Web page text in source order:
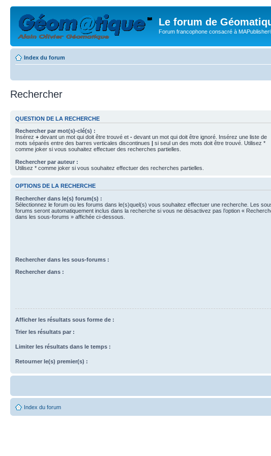
Le forum de
Forum francophone consacré à
Index du forum
Rechercher
QUESTION DE LA RECHERCHE
Rechercher par mot(s)-clé(s) :
Insérez + devant un mot qui doit être trouvé et - devant un mot qui doit être ignoré. Insérez une liste de
mots séparés entre des barres verticales discontinues | si seul un des mots doit être trouvé. Utilisez *
comme joker si vous souhaitez effectuer des recherches partielles.
Rechercher par auteur :
Utilisez * comme joker si vous souhaitez effectuer des recherches partielles.
OPTIONS DE LA RECHERCHE
Rechercher dans le(s) forum(s) :
Sélectionnez le forum ou les forums dans le(s)quel(s) vous souhaitez effectuer une recherche. Les
forums seront automatiquement inclus dans la recherche si vous ne désactivez pas l’option «
dans les sous-forums » affichée ci-dessous.
Rechercher dans les sous-forums :
Rechercher dans :
Afficher les résultats sous forme de :
Trier les résultats par :
Limiter les résultats dans le temps :
Retourner le(s) premier(s) :
Index du forum